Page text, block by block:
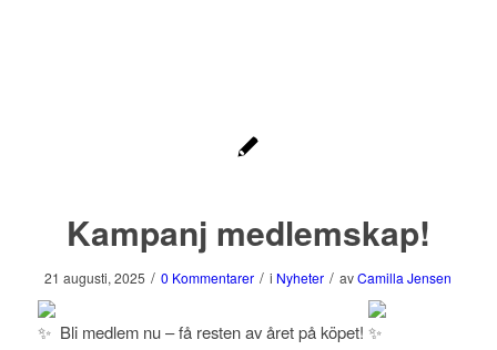
Kampanj medlemskap!
21 augusti, 2025 / 0 Kommentarer / i Nyheter / avCamilla Jensen
Bli medlem nu – få resten av året på köpet!